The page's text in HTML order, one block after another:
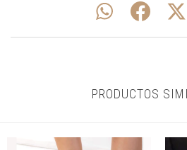
PRODUCTOS